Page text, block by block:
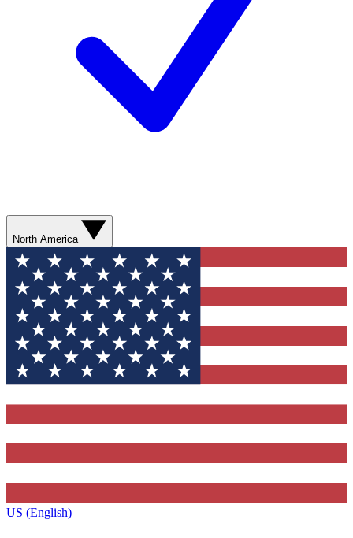
North America
US (English)